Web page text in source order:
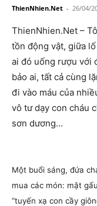
ThienNhien.Net - 26/04/
ThienNhien.Net –
tồn động vật, giữa
ai đó uống rượu với
bảo ai, tất cả cùng
đi vào máu của
vô tư dạy con cháu
sơn dương…
Một buổi sáng, đứa
mua các món: mật
“tuyến xạ con cầy